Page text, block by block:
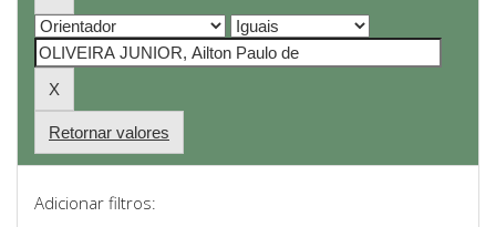
Retornar valores
Adicionar filtros: